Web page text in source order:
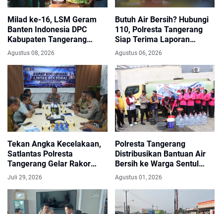
Milad ke-16, LSM Geram
Banten Indonesia DPC
Kabupaten Tangerang
Perkuat Silaturahmi dan
Agustus 08, 2026
Butuh Air Bersih? Hubungi
110, Polresta Tangerang
Siap Terima Laporan
Kekeringan dan Kebakaran
Agustus 06, 2026
Tekan Angka Kecelakaan,
Satlantas Polresta
Tangerang Gelar Rakor
Lintas Sektoral
Juli 29, 2026
Polresta Tangerang
Distribusikan Bantuan Air
Bersih ke Warga Sentul
Balaraja
Agustus 01, 2026